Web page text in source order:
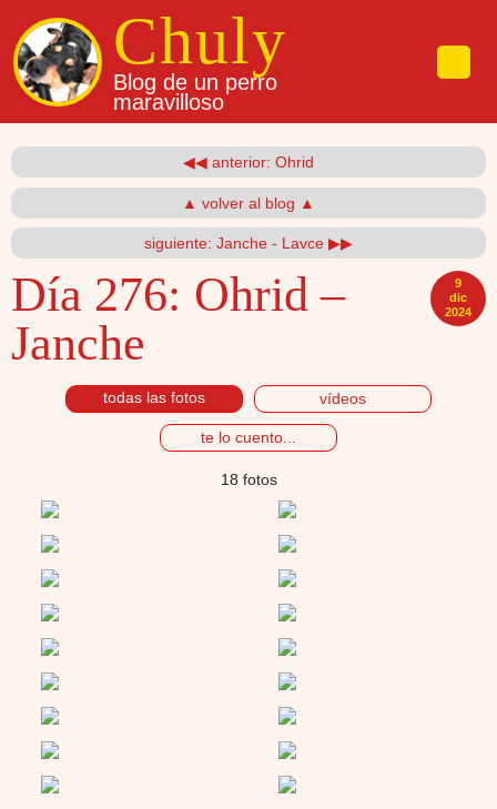
Chuly
Blog de un perro
maravilloso
◀◀ anterior: Ohrid
▲ volver al blog ▲
siguiente: Janche - Lavce ▶▶
9
dic
2024
Día 276: Ohrid –
Janche
todas las fotos vídeos
te lo cuento...
18 fotos